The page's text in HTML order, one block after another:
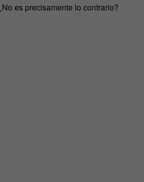
es precisamente lo contrario?